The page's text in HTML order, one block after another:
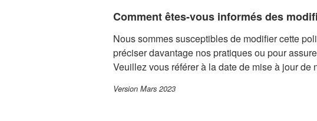
justificatifs.
Si vous ne pouvez accéder à votre compte ou si
compte, contactez-nous selon les modalités
Retirer votre consentement au traitement de
Lorsque le traitement de vos données
Comment êtes-vous informés des
Nous sommes susceptibles de modifier cette
préciser davantage nos pratiques ou pour
Veuillez vous référer à la date de mise à jour
Version Mars 2023